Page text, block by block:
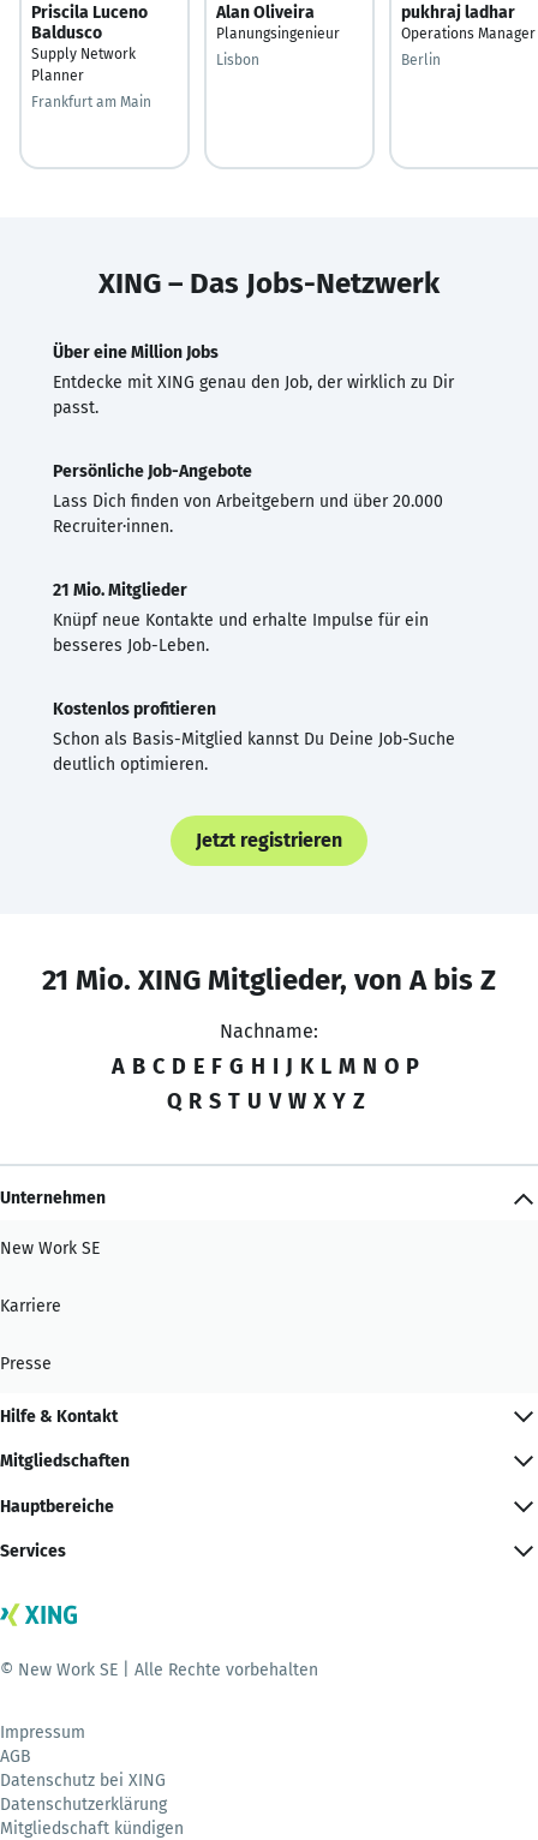
Priscila Luceno
Baldusco
Supply Network
Planner
Frankfurt am Main
Alan Oliveira
Planungsingenieur
Lisbon
pukhraj ladhar
Operations Manager
Berlin
XING – Das Jobs-Netzwerk
Über eine Million Jobs
Entdecke mit XING genau den Job, der wirklich zu Dir
passt.
Persönliche Job-Angebote
Lass Dich finden von Arbeitgebern und über 20.000
Recruiter·innen.
21 Mio. Mitglieder
Knüpf neue Kontakte und erhalte Impulse für ein
besseres Job-Leben.
Kostenlos profitieren
Schon als Basis-Mitglied kannst Du Deine Job-Suche
deutlich optimieren.
Jetzt registrieren
21 Mio. XING Mitglieder, von A bis Z
Nachname:
A B C D E F G H I J K L M N O P
Q R S T U V W X Y Z
Unternehmen
New Work SE
Karriere
Presse
Hilfe & Kontakt
Mitgliedschaften
Hauptbereiche
Services
© New Work SE | Alle Rechte vorbehalten
Impressum
AGB
Datenschutz bei XING
Datenschutzerklärung
Mitgliedschaft kündigen